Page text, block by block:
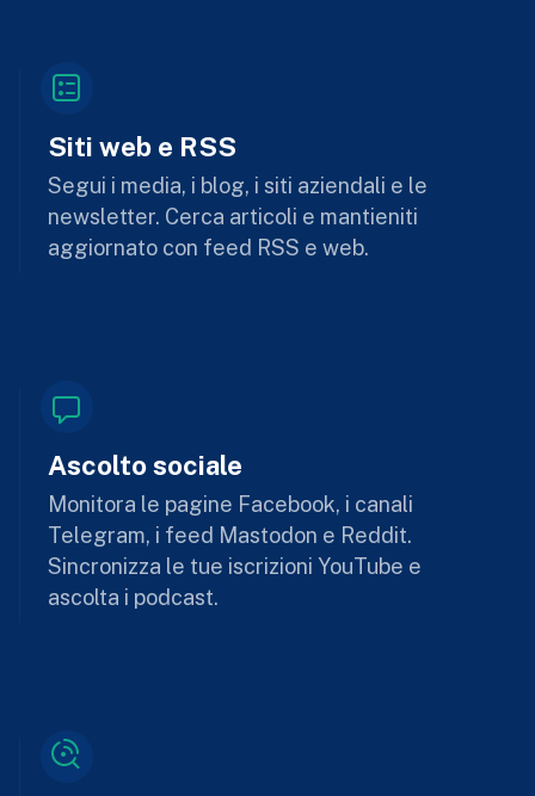
Siti web e RSS
Segui i media, i blog, i siti aziendali e le
newsletter. Cerca articoli e mantieniti
aggiornato con feed RSS e web.
Ascolto sociale
Monitora le pagine Facebook, i canali
Telegram, i feed Mastodon e Reddit.
Sincronizza le tue iscrizioni YouTube e
ascolta i podcast.